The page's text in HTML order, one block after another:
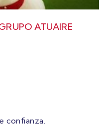
ATUAIRE
confianza.